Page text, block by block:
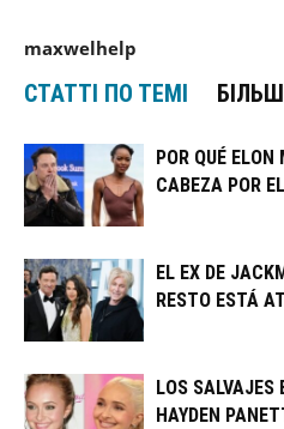
maxwelhelp
СТАТТІ ПО ТЕМІ
POR QUÉ
CABEZA POR
EL EX DE
RESTO ESTÁ
LOS SALVAJES
HAYDEN